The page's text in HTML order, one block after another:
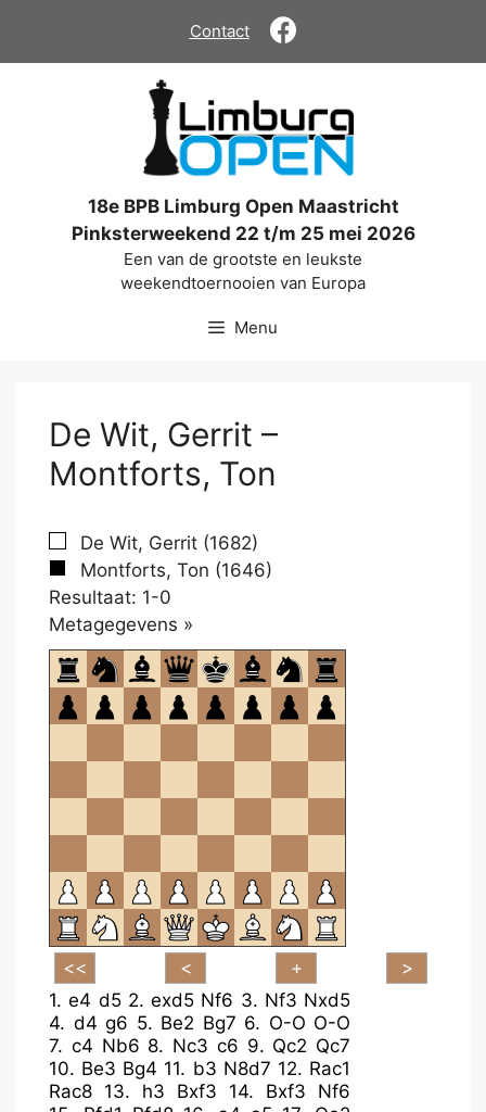
de
Contact
18e BPB Limburg Open Maastricht
Pinksterweekend 22 t/m 25 mei 2026
Een van de grootste en leukste
weekendtoernooien van Europa
Menu
De Wit, Gerrit –
Montforts, Ton
De Wit, Gerrit (1682)
Montforts, Ton (1646)
Resultaat: 1-0
Metagegevens »
om
te
openen.
1.e4 d5 2. exd5 Nf6 3. Nf3 Nxd5
4. d4 g6 5. Be2 Bg7 6. O-O O-O
7. c4 Nb6 8. Nc3 c6 9. Qc2 Qc7
10. Be3 Bg4 11. b3 N8d7 12. Rac1
Rac8 13. h3 Bxf3 14. Bxf3
Nf6